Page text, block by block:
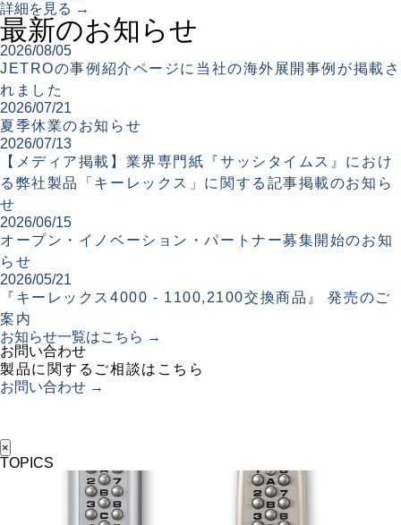
詳細を見る →
最新のお知らせ
2026/08/05
JETROの事例紹介ページに当社の海外展開事例が掲載さ
れました
2026/07/21
夏季休業のお知らせ
2026/07/13
【メディア掲載】業界専門紙『サッシタイムス』におけ
る弊社製品「キーレックス」に関する記事掲載のお知ら
せ
2026/06/15
オープン・イノベーション・パートナー募集開始のお知
らせ
2026/05/21
『キーレックス4000 - 1100,2100交換商品』 発売のご
案内
お知らせ一覧はこちら →
お問い合わせ
製品に関するご相談はこちら
お問い合わせ →
×
TOPICS